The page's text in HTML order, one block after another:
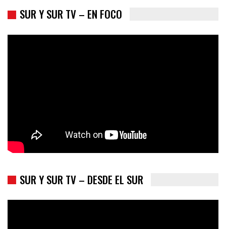
SUR Y SUR TV – EN FOCO
SUR Y SUR TV – DESDE EL SUR